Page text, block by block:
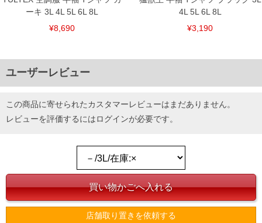
ーキ 3L 4L 5L 6L 8L
¥8,690
4L 5L 6L 8L
¥3,190
ユーザーレビュー
この商品に寄せられたカスタマーレビューはまだありません。
レビューを評価するにはログインが必要です。
店舗取り置きを依頼する